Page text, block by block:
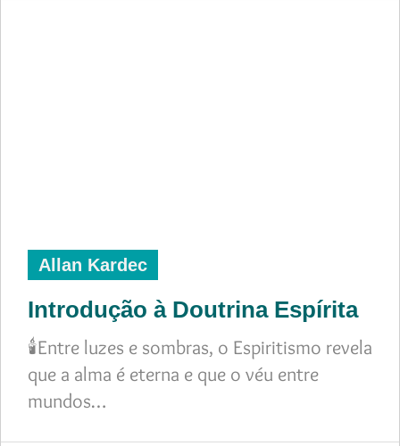
Allan Kardec
Introdução à Doutrina Espírita
🕯️Entre luzes e sombras, o Espiritismo revela
que a alma é eterna e que o véu entre
mundos…